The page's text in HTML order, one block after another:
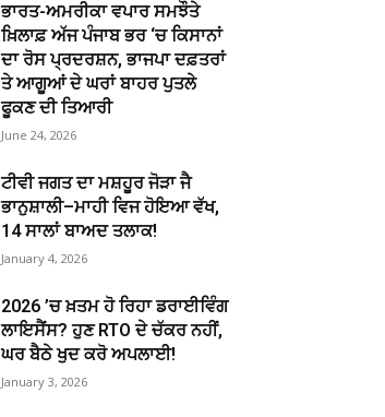
ਭਾਰਤ-ਅਮਰੀਕਾ ਵਪਾਰ ਸਮਝੌਤੇ
ਖ਼ਿਲਾਫ਼ ਅੱਜ ਪੰਜਾਬ ਭਰ ‘ਚ ਕਿਸਾਨਾਂ
ਦਾ ਰੋਸ ਪ੍ਰਦਰਸ਼ਨ, ਭਾਜਪਾ ਦਫ਼ਤਰਾਂ
ਤੇ ਆਗੂਆਂ ਦੇ ਘਰਾਂ ਬਾਹਰ ਪੁਤਲੇ
ਫੂਕਣ ਦੀ ਤਿਆਰੀ
June 24, 2026
ਟੀਵੀ ਜਗਤ ਦਾ ਮਸ਼ਹੂਰ ਜੋੜਾ ਜੈ
ਭਾਨੁਸ਼ਾਲੀ–ਮਾਹੀ ਵਿਜ ਹੋਇਆ ਵੱਖ,
14 ਸਾਲਾਂ ਬਾਅਦ ਤਲਾਕ!
January 4, 2026
2026 ’ਚ ਖ਼ਤਮ ਹੋ ਰਿਹਾ ਡਰਾਈਵਿੰਗ
ਲਾਇਸੈਂਸ? ਹੁਣ RTO ਦੇ ਚੱਕਰ ਨਹੀਂ,
ਘਰ ਬੈਠੇ ਖੁਦ ਕਰੋ ਅਪਲਾਈ!
January 3, 2026